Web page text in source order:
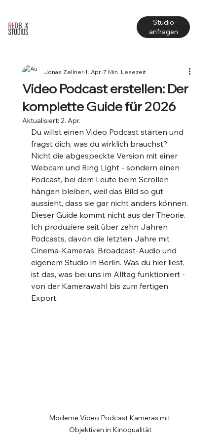
Studio
anfragen
Video Podcast erstellen: Der
komplette Guide für 2026
Jonas Zellner1. Apr.7 Min. Lesezeit
Aktualisiert: 2. Apr.
Du willst einen Video Podcast starten und
fragst dich, was du wirklich brauchst?
Nicht die abgespeckte Version mit einer
Webcam und Ring Light - sondern einen
Podcast, bei dem Leute beim Scrollen
hängen bleiben, weil das Bild so gut
aussieht, dass sie gar nicht anders können.
Dieser Guide kommt nicht aus der Theorie.
Ich produziere seit über zehn Jahren
Podcasts, davon die letzten Jahre mit
Cinema-Kameras, Broadcast-Audio und
eigenem Studio in Berlin. Was du hier liest,
ist das, was bei uns im Alltag funktioniert -
von der Kamerawahl bis zum fertigen
Export.
Moderne Video Podcast Kameras mit
Objektiven in Kinoqualität